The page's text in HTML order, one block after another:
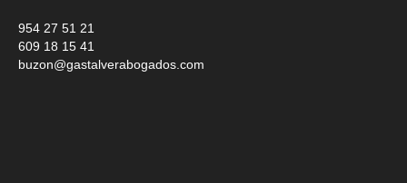
954 27 51 21
609 18 15 41
buzon@gastalverabogados.com